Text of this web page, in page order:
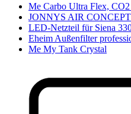
Me Carbo Ultra Flex,
JONNYS AIR
LED-Netzteil für Siena
Eheim Außenfilter
Me My Tank Crystal